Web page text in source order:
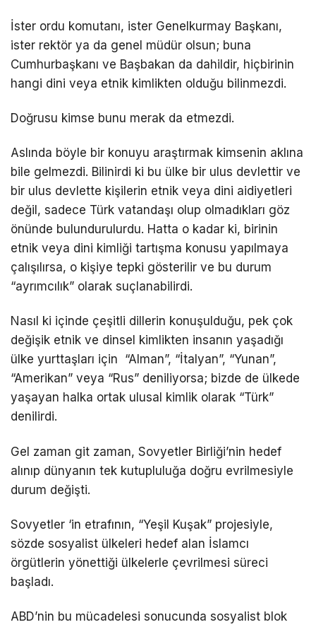
İster ordu komutanı, ister Genelkurmay Başkanı,
ister rektör ya da genel müdür olsun; buna
Cumhurbaşkanı ve Başbakan da dahildir, hiçbirinin
hangi dini veya etnik kimlikten olduğu bilinmezdi.
Doğrusu kimse bunu merak da etmezdi.
Aslında böyle bir konuyu araştırmak kimsenin aklına
bile gelmezdi. Bilinirdi ki bu ülke bir ulus devlettir ve
bir ulus devlette kişilerin etnik veya dini aidiyetleri
değil, sadece Türk vatandaşı olup olmadıkları göz
önünde bulundurulurdu. Hatta o kadar ki, birinin
etnik veya dini kimliği tartışma konusu yapılmaya
çalışılırsa, o kişiye tepki gösterilir ve bu durum
“ayrımcılık” olarak suçlanabilirdi.
Nasıl ki içinde çeşitli dillerin konuşulduğu, pek çok
değişik etnik ve dinsel kimlikten insanın yaşadığı
ülke yurttaşları için “Alman”, “İtalyan”, “Yunan”,
“Amerikan” veya “Rus” deniliyorsa; bizde de ülkede
yaşayan halka ortak ulusal kimlik olarak “Türk”
denilirdi.
Gel zaman git zaman, Sovyetler Birliği’nin hedef
alınıp dünyanın tek kutupluluğa doğru evrilmesiyle
durum değişti.
Sovyetler ‘in etrafının, “Yeşil Kuşak” projesiyle,
sözde sosyalist ülkeleri hedef alan İslamcı
örgütlerin yönettiği ülkelerle çevrilmesi süreci
başladı.
ABD’nin bu mücadelesi sonucunda sosyalist blok